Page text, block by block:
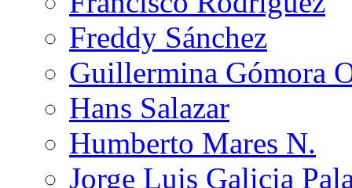
Freddy Sánchez
Guillermina Gómora
Hans Salazar
Humberto Mares N.
Jorge Luis Galicia